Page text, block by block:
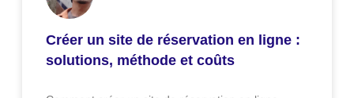
Créer un site de réservation en ligne :
solutions, méthode et coûts